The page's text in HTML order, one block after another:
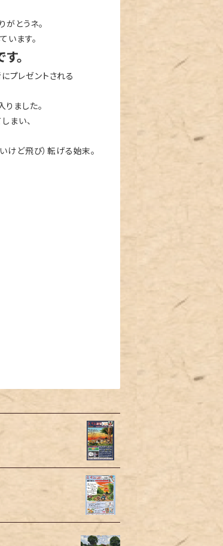
がとうネ。
います。
。
プレゼントされる
ました。
まい、
けど飛び）転げる始末。